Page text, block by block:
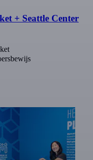
+ Seattle Center